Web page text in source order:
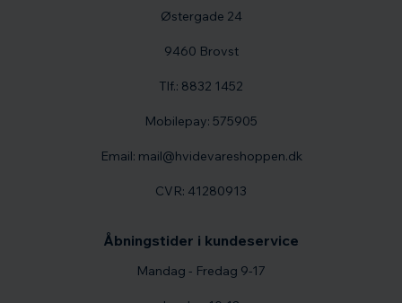
Østergade 24
9460 Brovst
Tlf.: 8832 1452
Mobilepay: 575905
Email: mail@hvidevareshoppen.dk
CVR: 41280913
Åbningstider i kundeservice
Mandag - Fredag 9-17